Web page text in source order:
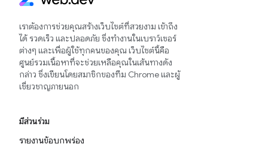
เราต้องการช่วยคุณสร้างเว็บไซต์ที่สวยงาม เข้าถึง
ได้ รวดเร็ว และปลอดภัย ซึ่งทำงานในเบราว์เซอร์
ต่างๆ และเพื่อผู้ใช้ทุกคนของคุณ เว็บไซต์นี้คือ
ศูนย์รวมเนื้อหาที่จะช่วยเหลือคุณในเส้นทางดัง
กล่าว ซึ่งเขียนโดยสมาชิกของทีม Chrome และผู้
เชี่ยวชาญภายนอก
มีส่วนร่วม
รายงานข้อบกพร่อง